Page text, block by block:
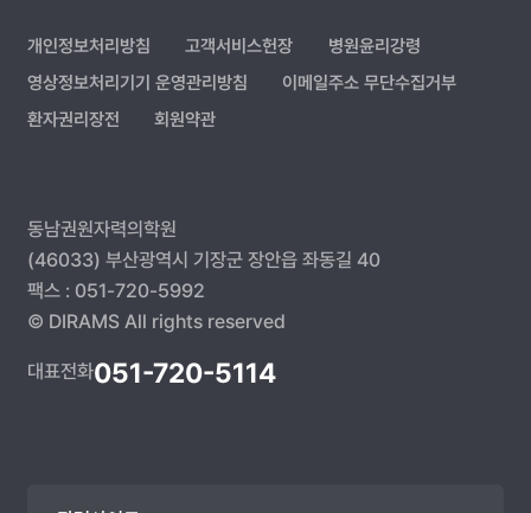
개인정보처리방침 고객서비스헌장
병원윤리강령
영상정보처리기기 운영관리방침
이메일주소 무단수집거부
환자권리장전
회원약관
동남권원자력의학원
(46033) 부산광역시 기장군 장안읍 좌동길 40
팩스 : 051-720-5992
© DIRAMS All rights reserved
대표전화051-720-5114